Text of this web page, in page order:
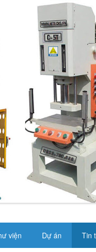
viện Dự án Tin